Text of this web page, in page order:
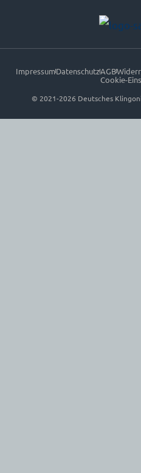
ImpressumDatenschutzAGB
Cookie-
© 2021-2026 Deutsches